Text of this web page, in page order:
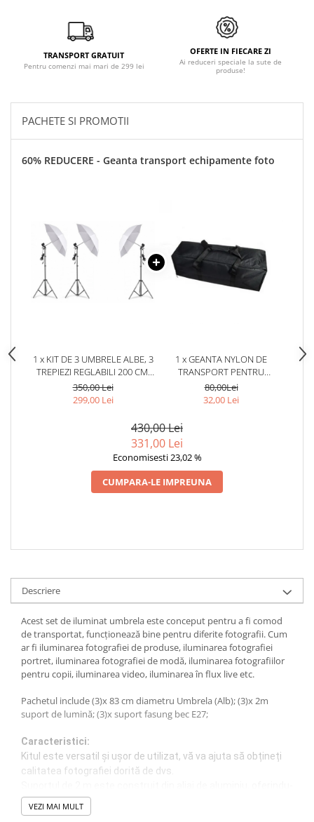
TRANSPORT GRATUIT
Pentru comenzi mai mari de 299 lei
OFERTE IN FIECARE ZI
Ai reduceri speciale la sute de
produse!
PACHETE SI PROMOTII
60% REDUCERE - Geanta transport echipamente foto
1 x KIT DE 3 UMBRELE ALBE, 3
TREPIEZI REGLABILI 200 CM,
FARA BECURI
350,00 Lei
299,00 Lei
1 x GEANTA NYLON DE
TRANSPORT PENTRU
ECHIPAMENTE FOTO,LUMINI
STUDIO,DIMENSIUNI 70X18X20
80,00Lei
32,00 Lei
430,00 Lei
331,00 Lei
Economisesti 23,02 %
CUMPARA-LE IMPREUNA
Descriere
Acest set de iluminat umbrela este conceput pentru a fi comod
de transportat, funcționează bine pentru diferite fotografii. Cum
ar fi iluminarea fotografiei de produse, iluminarea fotografiei
portret, iluminarea fotografiei de modă, iluminarea fotografiilor
pentru copii, iluminarea video, iluminarea în flux live etc.
Pachetul include (3)x 83 cm diametru Umbrela (Alb); (3)x 2m
suport de lumină; (3)x suport fasung bec E27;
Caracteristici:
Kitul este versatil și ușor de utilizat, vă va ajuta să obțineți
calitatea fotografiei dorită de dvs.
i o rezistență excepțională pentru lucrări grele.
VEZI MAI MULT